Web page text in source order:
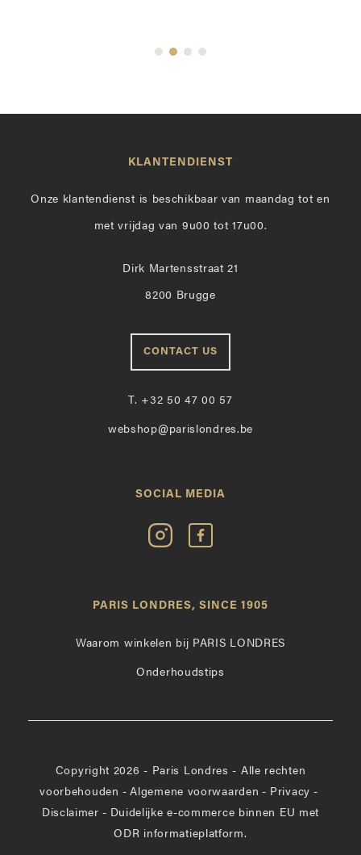
KLANTENDIENST
Onze klantendienst is beschikbaar van maandag tot en
met vrijdag van 9u00 tot 17u00.
Dirk Martensstraat 21
8200 Brugge
CONTACT US
T. +32 50 47 00 57
webshop@parislondres.be
SOCIAL MEDIA
Volg
Paris
Instagram
Vind
op
PARIS LONDRES, SINCE 1905
Waarom winkelen bij PARIS LONDRES
Onderhoudstips
Copyright 2026 - Paris Londres - Alle rechten
voorbehouden - Algemene voorwaarden - Privacy -
Disclaimer - Duidelijke e-commerce binnen EU met
ODR informatieplatform.